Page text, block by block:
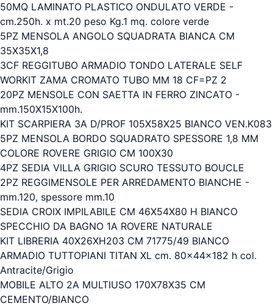
50MQ LAMINATO PLASTICO ONDULATO VERDE -
cm.250h. x mt.20 peso Kg.1 mq. colore verde
5PZ MENSOLA ANGOLO SQUADRATA BIANCA CM
35X35X1,8
3CF REGGITUBO ARMADIO TONDO LATERALE SELF
WORKIT ZAMA CROMATO TUBO MM 18 CF=PZ 2
20PZ MENSOLE CON SAETTA IN FERRO ZINCATO -
mm.150X15X100h.
KIT SCARPIERA 3A D/PROF 105X58X25 BIANCO VEN.K083
5PZ MENSOLA BORDO SQUADRATO SPESSORE 1,8 MM
COLORE ROVERE GRIGIO CM 100X30
4PZ SEDIA VILLA GRIGIO SCURO TESSUTO BOUCLE
2PZ REGGIMENSOLE PER ARREDAMENTO BIANCHE -
mm.120, spessore mm.10
SEDIA CROIX IMPILABILE CM 46X54X80 H BIANCO
SPECCHIO DA BAGNO 1A ROVERE NATURALE
KIT LIBRERIA 40X26XH203 CM 71775/49 BIANCO
ARMADIO TUTTOPIANI TITAN XL cm. 80x44x182 h col.
Antracite/Grigio
MOBILE ALTO 2A MULTIUSO 170X78X35 CM
CEMENTO/BIANCO